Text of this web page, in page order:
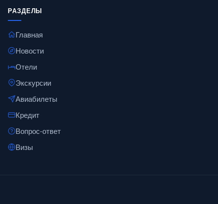
РАЗДЕЛЫ
Главная
Новости
Отели
Экскурсии
Авиабилеты
Кредит
Вопрос-ответ
Визы